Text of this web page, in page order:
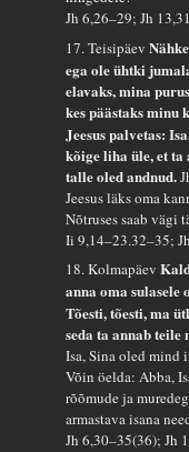
Jh 6,26–29; Jh
17. Teisipäev
ega ole ühtki
elavaks, mina
kes päästaks minu
Jeesus palvetas:
kõige liha üle, et ta
talle oled andnud.
Jeesus läks oma
Nõtruses saab vägi
Ii 9,14–23.32–35;
18. Kolmapäev
anna oma
Tõesti, tõesti, ma
seda ta annab
Isa, Sina oled mind
Võin öelda: Abba,
rõõmude ja
armastava isana
Jh 6,30–35(36); Jh